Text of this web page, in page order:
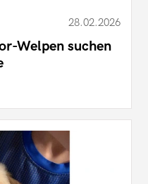
28.02.2026
Welpen suchen